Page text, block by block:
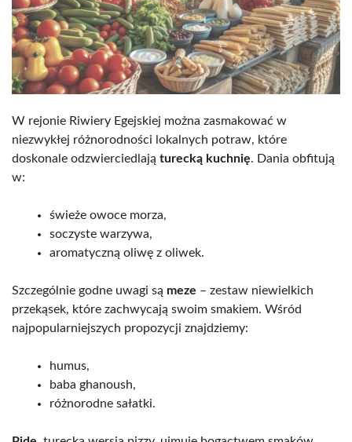
W rejonie Riwiery Egejskiej można zasmakować w
niezwykłej różnorodności lokalnych potraw, które
doskonale odzwierciedlają turecką kuchnię. Dania obfitują
w:
świeże owoce morza,
soczyste warzywa,
aromatyczną oliwę z oliwek.
Szczególnie godne uwagi są meze – zestaw niewielkich
przekąsek, które zachwycają swoim smakiem. Wśród
najpopularniejszych propozycji znajdziemy:
humus,
baba ghanoush,
różnorodne sałatki.